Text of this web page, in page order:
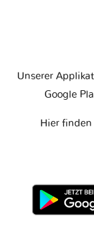
Unserer
Google
Hier finden